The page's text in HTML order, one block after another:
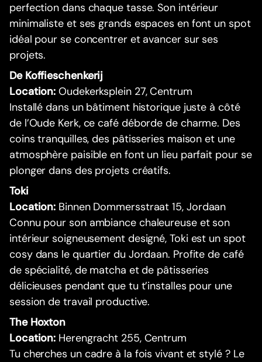
perfection dans chaque tasse. Son intérieur
minimaliste et ses grands espaces en font un spot
idéal pour se concentrer et avancer sur ses
projets.
De Koffieschenkerij
Location:Oudekerksplein 27, Centrum
Installé dans un bâtiment historique juste à côté
de l’Oude Kerk, ce café déborde de charme. Des
coins tranquilles, des pâtisseries maison et une
atmosphère paisible en font un lieu parfait pour se
plonger dans des projets créatifs.
Toki
Location: Binnen Dommersstraat 15, Jordaan
Connu pour son ambiance chaleureuse et son
intérieur soigneusement designé, Toki est un spot
cosy dans le quartier du Jordaan. Profite de café
de spécialité, de matcha et de pâtisseries
délicieuses pendant que tu t’installes pour une
session de travail productive.
The Hoxton
Location: Herengracht 255, Centrum
Tu cherches un cadre à la fois vivant et stylé ? Le